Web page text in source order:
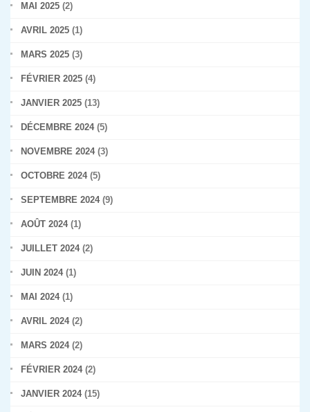
MAI 2025 (2)
AVRIL 2025 (1)
MARS 2025 (3)
FÉVRIER 2025 (4)
JANVIER 2025 (13)
DÉCEMBRE 2024(5)
NOVEMBRE 2024(3)
OCTOBRE 2024(5)
SEPTEMBRE 2024(9)
AOÛT 2024(1)
JUILLET 2024(2)
JUIN 2024(1)
MAI 2024(1)
AVRIL 2024(2)
MARS 2024(2)
FÉVRIER 2024(2)
JANVIER 2024(15)